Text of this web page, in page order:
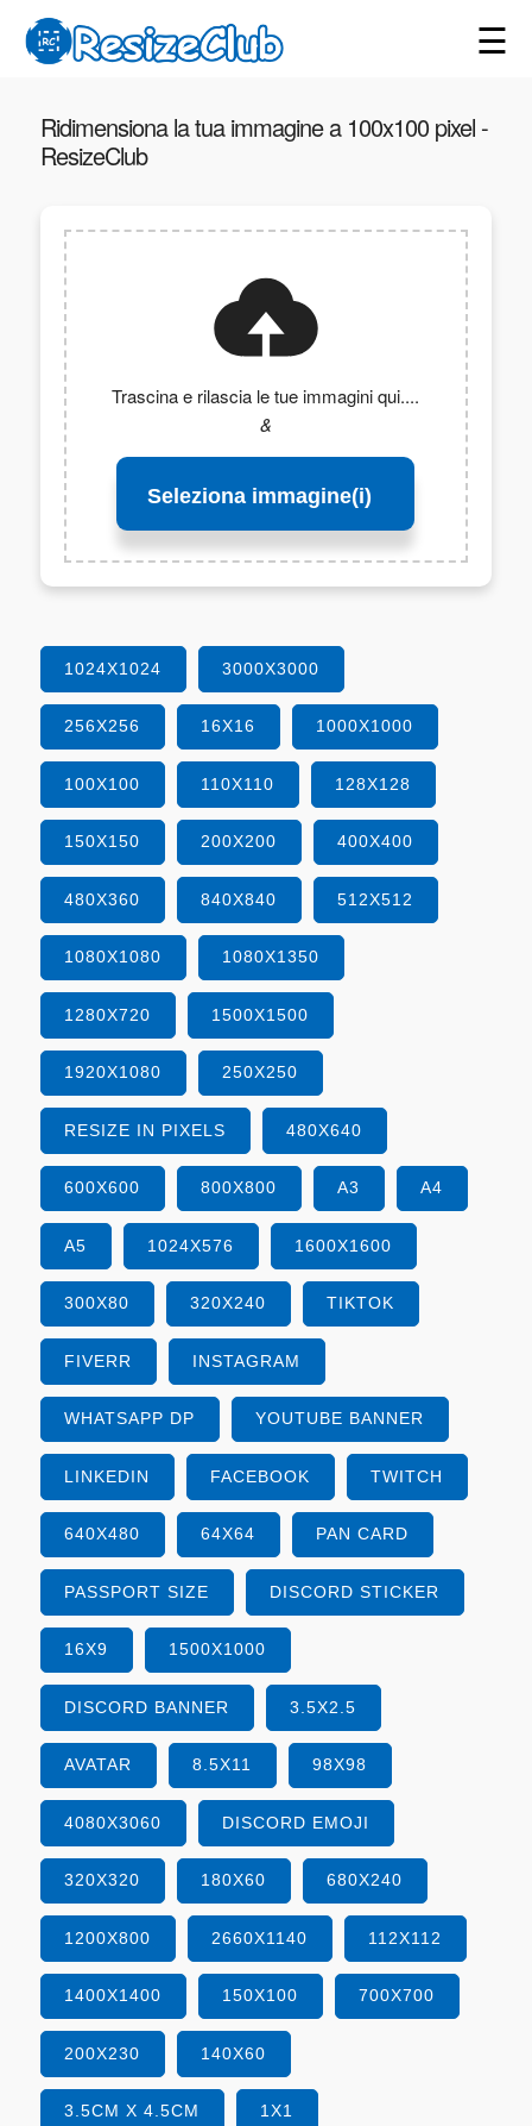
☰
Ridimensiona la tua immagine a 100x100 pixel -
ResizeClub
Trascina e rilascia le tue immagini qui....
&
Seleziona immagine(i)
1024X1024 3000X3000
256X256 16X16 1000X1000
100X100 110X110 128X128
150X150 200X200 400X400
480X360 840X840 512X512
1080X1080 1080X1350
1280X720 1500X1500
1920X1080 250X250
RESIZE IN PIXELS 480X640
600X600 800X800 A3 A4
A5 1024X576 1600X1600
300X80 320X240 TIKTOK
FIVERR INSTAGRAM
WHATSAPP DP YOUTUBE BANNER
LINKEDIN FACEBOOK TWITCH
640X480 64X64 PAN CARD
PASSPORT SIZE DISCORD STICKER
16X9 1500X1000
DISCORD BANNER 3.5X2.5
AVATAR 8.5X11 98X98
4080X3060 DISCORD EMOJI
320X320 180X60 680X240
1200X800 2660X1140 112X112
1400X1400 150X100 700X700
200X230 140X60
3.5CM X 4.5CM 1X1